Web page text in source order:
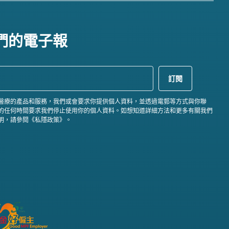
的電子報
療的產品和服務，我們或會要求你提供個人資料，並透過電郵等方式與你聯
任何時間要求我們停止使用你的個人資料。如想知道詳細方法和更多有關我們
，請參閱《私隱政策》。